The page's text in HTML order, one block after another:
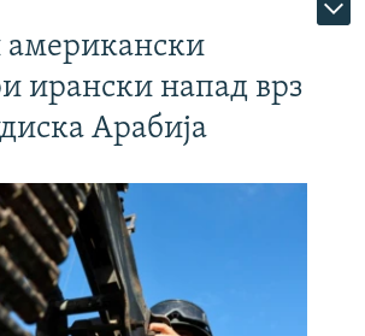
американски
ирански напад врз
Арабија